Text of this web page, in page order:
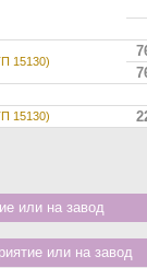
15130)
15130)
или на завод
или на завод